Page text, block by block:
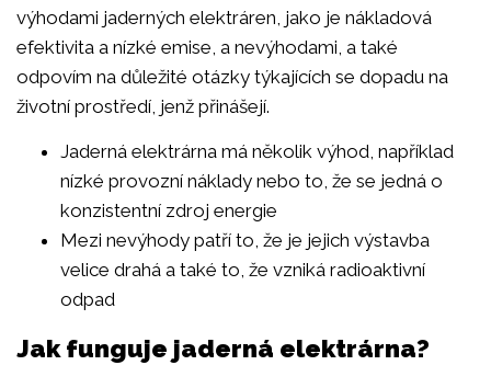
výhodami jaderných elektráren, jako je nákladová
efektivita a nízké emise, a nevýhodami, a také
odpovím na důležité otázky týkajících se dopadu na
životní prostředí, jenž přinášejí.
Jaderná elektrárna má několik výhod, například
nízké provozní náklady nebo to, že se jedná o
konzistentní zdroj energie
Mezi nevýhody patří to, že je jejich výstavba
velice drahá a také to, že vzniká radioaktivní
odpad
Jak funguje jaderná elektrárna?